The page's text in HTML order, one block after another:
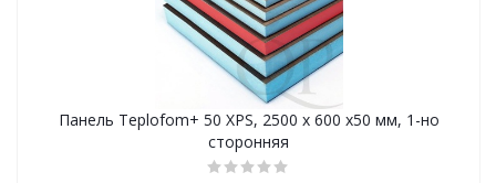
Панель Teplofom+ 50 XPS, 2500 х 600 х50 мм, 1-но
сторонняя